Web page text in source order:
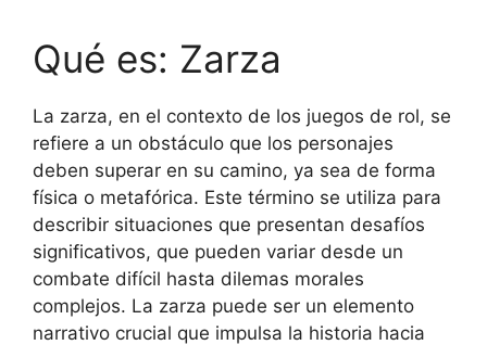
Qué es: Zarza
La zarza, en el contexto de los juegos de rol, se
refiere a un obstáculo que los personajes
deben superar en su camino, ya sea de forma
física o metafórica. Este término se utiliza para
describir situaciones que presentan desafíos
significativos, que pueden variar desde un
combate difícil hasta dilemas morales
complejos. La zarza puede ser un elemento
narrativo crucial que impulsa la historia hacia